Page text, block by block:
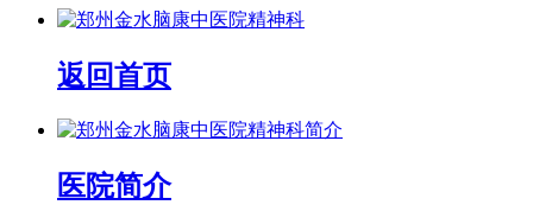
返回首页
医院简介